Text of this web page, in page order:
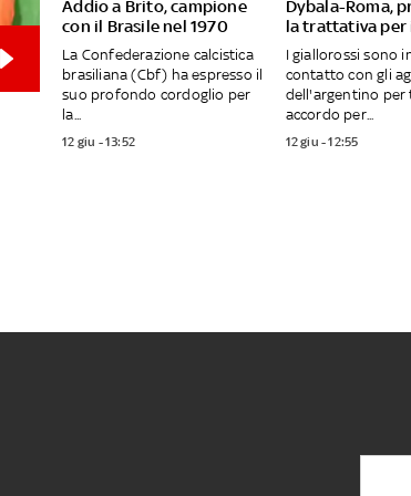
Addio a Brito, campione
con il Brasile nel 1970
La Confederazione calcistica
brasiliana (Cbf) ha espresso il
suo profondo cordoglio per
la...
12 giu - 13:52
Dybala-Roma,
la trattativa per
I giallorossi sono
contatto con gli
dell'argentino per
accordo per...
12 giu - 12:55